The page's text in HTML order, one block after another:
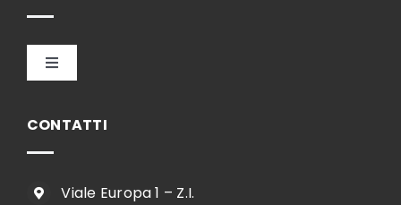
Toggle
CONTATTI
Viale Europa 1 – Z.I.